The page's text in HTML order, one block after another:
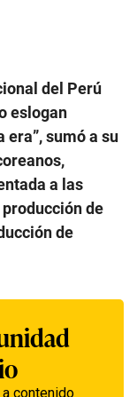
del Perú
eslogan
era”, sumó a su
a las
producción de
de